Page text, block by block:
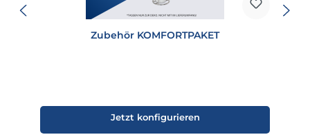
Zubehör KOMFORTPAKET
Jetzt konfigurieren